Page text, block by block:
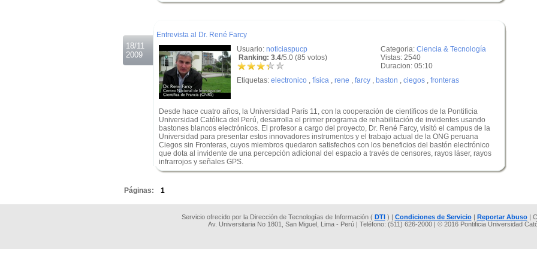
18/11
2009
Entrevista al Dr. René Farcy
Categoria: Ciencia & Tecnología
Vistas: 2540
Duracion: 05:10
Usuario: noticiaspucp
Ranking: 3.4/5.0 (85 votos)
Etiquetas: electronico , física , rene , farcy , baston , ciegos , fronteras
Desde hace cuatro años, la Universidad París 11, con la cooperación de científicos de la Pontificia
Universidad Católica del Perú, desarrolla el primer programa de rehabilitación de invidentes usando
bastones blancos electrónicos. El profesor a cargo del proyecto, Dr. René Farcy, visitó el campus de la
Universidad para presentar estos innovadores instrumentos y el trabajo actual de la ONG peruana
Ciegos sin Fronteras, cuyos miembros quedaron satisfechos con los beneficios del bastón electrónico
que dota al invidente de una percepción adicional del espacio a través de censores, rayos láser, rayos
infrarrojos y señales GPS.
Páginas: 1
Servicio ofrecido por la Dirección de Tecnologías de Información ( DTI) | Condiciones de Servicio| Reportar Abuso|
Av. Universitaria No 1801, San Miguel, Lima - Perú | Teléfono: (511) 626-2000 | © 2016 Pontificia Universidad